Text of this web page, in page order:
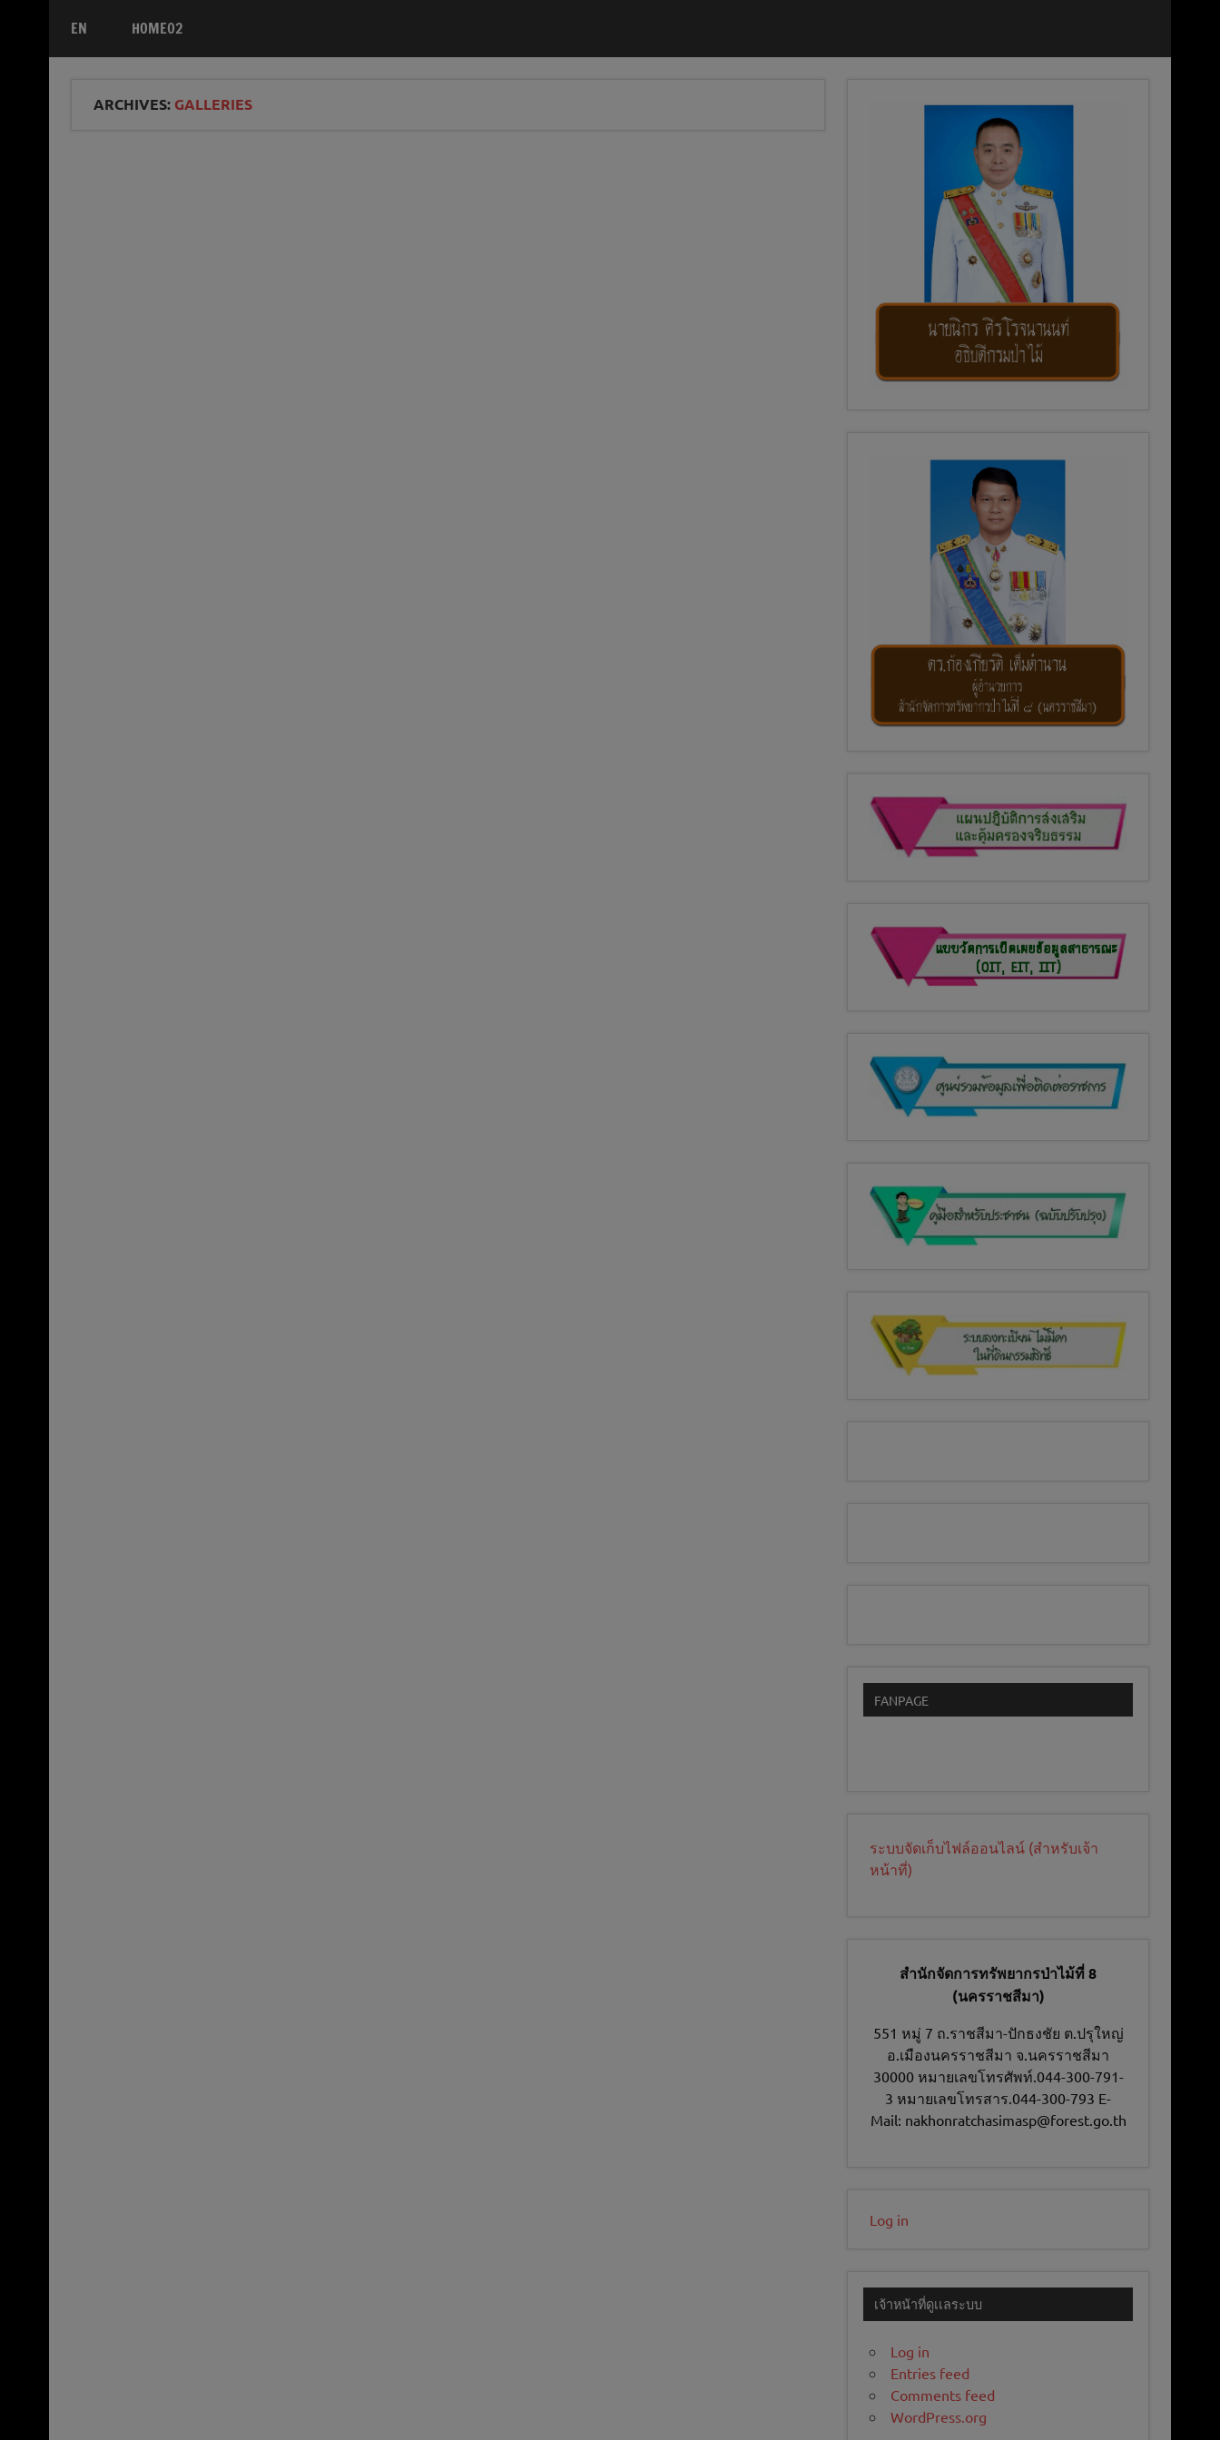
EN HOME02
ARCHIVES: GALLERIES
FANPAGE
ระบบจัดเก็บไฟล์ออนไลน์ (สำหรับเจ้า
หน้าที่)
สำนักจัดการทรัพยากรป่าไม้ที่ 8
(นครราชสีมา)
551 หมู่ 7 ถ.ราชสีมา-ปักธงชัย ต.ปรุใหญ่
อ.เมืองนครราชสีมา จ.นครราชสีมา
30000 หมายเลขโทรศัพท์.044-300-791-
3 หมายเลขโทรสาร.044-300-793 E-
Mail: nakhonratchasimasp@forest.go.th
Log in
เจ้าหน้าที่ดูเเลระบบ
Log in
Entries feed
Comments feed
WordPress.org